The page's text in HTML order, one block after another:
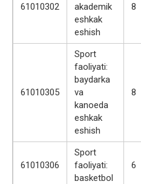
61010302
akademik
eshkak
eshish
8
61010305
Sport
faoliyati:
baydarka
va
kanoeda
eshkak
eshish
8
61010306
Sport
faoliyati:
basketbol
6